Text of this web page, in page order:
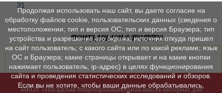
31
ПРИГЛАШАЕМ В ГРУППУ!
МКОУ «Посадская общеобразовательная школа-интернат для
Продолжая использовать наш сайт, вы даете согласие на
обработку файлов cookie, пользовательских данных (сведения о
местоположении; тип и версия ОС; тип и версия Браузера; тип
устройства и разрешение его экрана; источник откуда пришел
на сайт пользователь; с какого сайта или по какой рекламе; язык
ОС и Браузера; какие страницы открывает и на какие кнопки
нажимает пользователь; ip-адрес) в целях функционирования
сайта и проведения статистических исследований и обзоров.
Если вы не хотите, чтобы ваши данные обрабатывались,